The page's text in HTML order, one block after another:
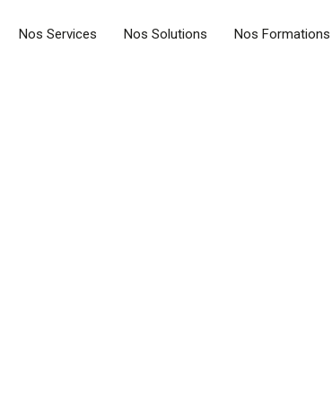
Nos Services Nos Solutions Nos Formations